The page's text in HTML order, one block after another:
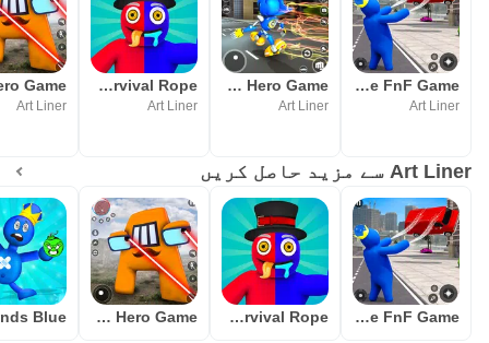
Rainbow Friends Blue FnF Game
Art Liner
Blue Monster Rope Hero Game
Art Liner
Rainbow Friends Survival Rope
Art Liner
Art Liner
Art Liner سے مزید حاصل کریں
Rainbow Friends Blue FnF Game
Rainbow Friends Survival Rope
Alphabet Rope Hero Game